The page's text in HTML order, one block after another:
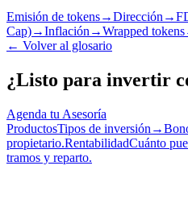
Emisión de tokens→Dirección →
Cap)→Inflación →Wrapped tokens
← Volver al glosario
¿Listo para invertir
Agenda tu Asesoría
ProductosTipos de inversión →
propietario.RentabilidadCuánto
tramos y reparto.